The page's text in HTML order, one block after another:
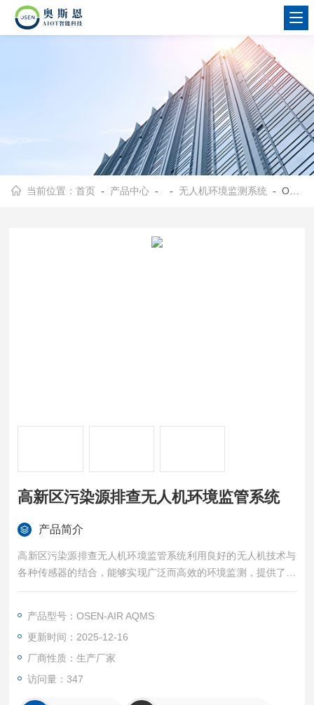
当前位置：首页 - 产品中心 - - 无人机环境监测系统 - OSEN-AIR AQMS高新区污染源排查无人机环境监管系统
高新区污染源排查无人机环境监管系统
产品简介
高新区污染源排查无人机环境监管系统利用良好的无人机技术与
各种传感器的结合，能够实现广泛而高效的环境监测，提供了一
个高效、精确且经济的方式来监控环境质量，也为环保、应急管
产品型号：OSEN-AIR AQMS
更新时间：2025-12-16
厂商性质：生产厂家
访问量：347